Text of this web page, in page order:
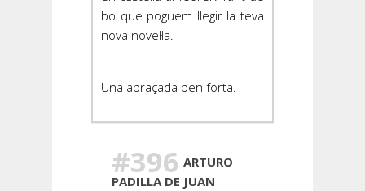
bo que poguem llegir la teva
nova novel·la.
Una abraçada ben forta.
#396 ARTURO
PADILLA DE JUAN